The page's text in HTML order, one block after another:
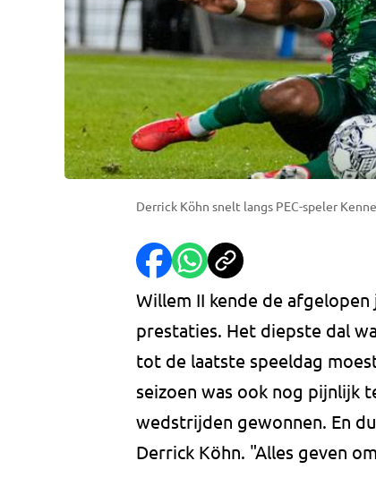
Derrick Köhn snelt langs PEC-speler
Willem II kende de
prestaties. Het diepste dal
tot de laatste speeldag
seizoen was ook nog pijnlijk
wedstrijden gewonnen. En
Derrick Köhn. "Alles geven